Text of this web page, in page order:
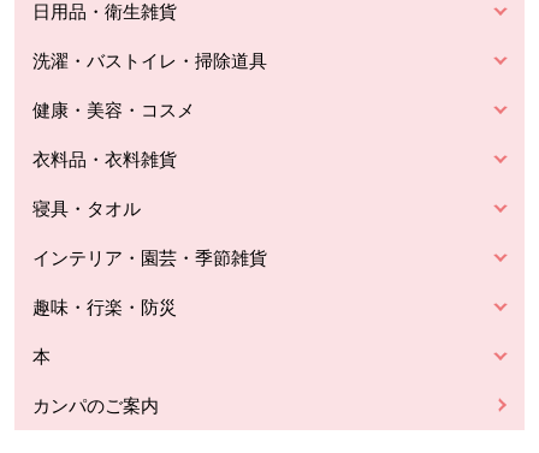
日用品・衛生雑貨
洗濯・バストイレ・掃除道具
健康・美容・コスメ
衣料品・衣料雑貨
寝具・タオル
インテリア・園芸・季節雑貨
趣味・行楽・防災
本
カンパのご案内